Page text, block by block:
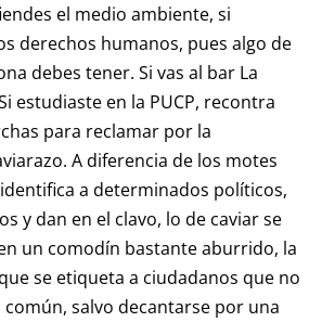
el medio ambiente, si
derechos humanos, pues algo de
debes tener. Si vas al bar La
estudiaste en la PUCP, recontra
para reclamar por la
A diferencia de los motes
a determinados políticos,
y dan en el clavo, lo de caviar se
un comodín bastante aburrido, la
se etiqueta a ciudadanos que no
salvo decantarse por una